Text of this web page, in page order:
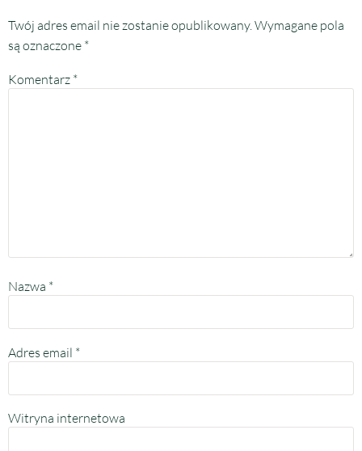
Twój adres email nie zostanie opublikowany.Wymagane pola
są oznaczone *
Komentarz *
Nazwa *
Adres email *
Witryna internetowa